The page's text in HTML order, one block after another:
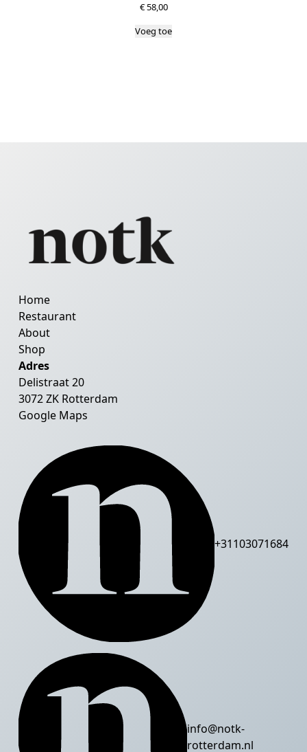
€58,00
Voeg toe
Home
Restaurant
About
Shop
Adres
Delistraat 20
3072 ZK Rotterdam
Google Maps
+31103071684
info@notk-
rotterdam.nl